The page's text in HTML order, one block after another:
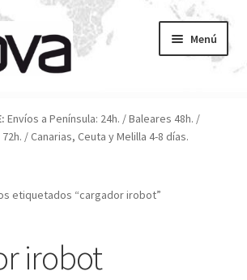
Menú
Envíos a Península: 24h. / Baleares 48h. /
/ Canarias, Ceuta y Melilla 4-8 días.
etiquetados “cargador irobot”
irobot